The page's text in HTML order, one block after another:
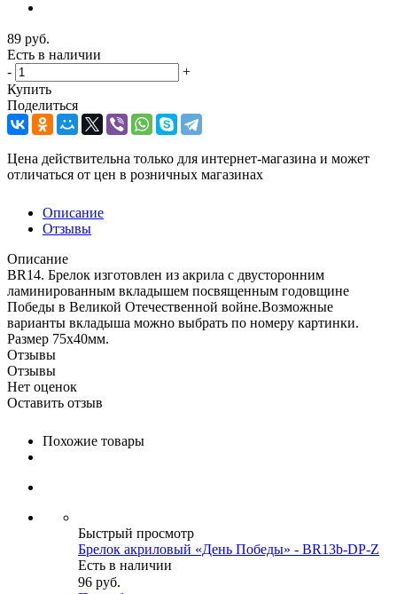
89 руб.
Есть в наличии
-
+
Купить
Поделиться
Цена действительна только для интернет-магазина и может
отличаться от цен в розничных магазинах
Описание
Отзывы
Описание
BR14. Брелок изготовлен из акрила с двусторонним
ламинированным вкладышем посвященным годовщине
Победы в Великой Отечественной войне.Возможные
варианты вкладыша можно выбрать по номеру картинки.
Размер 75х40мм.
Отзывы
Отзывы
Нет оценок
Оставить отзыв
Похожие товары
Быстрый просмотр
Брелок акриловый «День Победы» - BR13b-DP-Z
Есть в наличии
96 руб.